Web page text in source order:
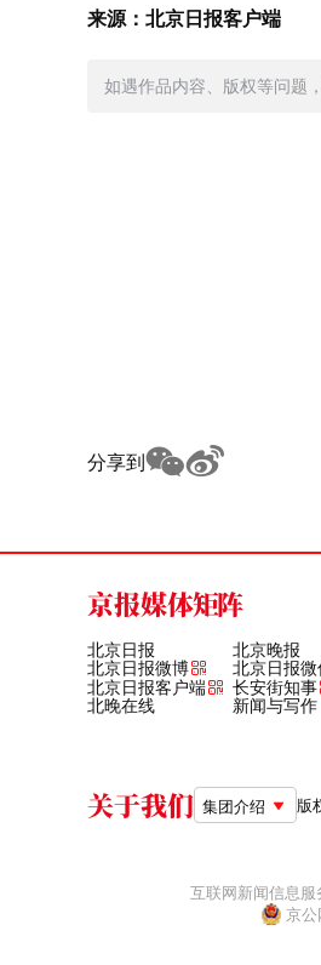
来源：北京日报客户端
如遇作品内容、版权等问题
分享到
京报媒体矩阵
北京日报 北京晚报
北京日报微博 北京日报
北京日报客户端
长安街知事
北晚在线 新闻与写作
关于我们 集团介绍 版
互联网新闻信息
京公